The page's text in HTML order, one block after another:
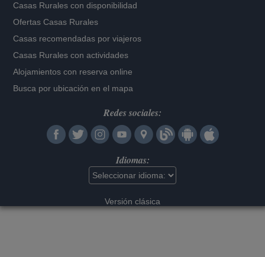
Casas Rurales con disponibilidad
Ofertas Casas Rurales
Casas recomendadas por viajeros
Casas Rurales con actividades
Alojamientos con reserva online
Busca por ubicación en el mapa
Redes sociales:
Idiomas:
Versión clásica